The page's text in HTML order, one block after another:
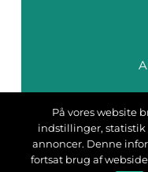
På vores website
indstillinger, statistik
annoncer. Denne
fortsat brug af